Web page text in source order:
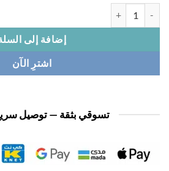
إضافة إلى السلة
اشترِ الآن
تسوقي بثقة — توصيل سريع